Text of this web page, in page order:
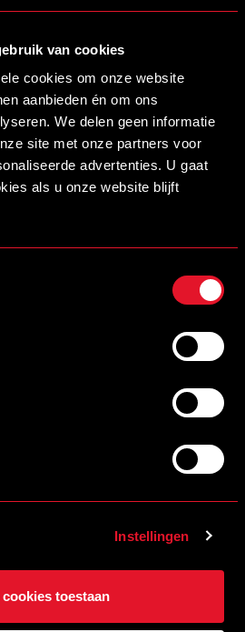
van cookies
cookies om onze website
aanbieden én om ons
We delen geen informatie
site met onze partners voor
advertenties. U gaat
als u onze website blijft
Instellingen
toestaan
VAN ONS STADION
TEGEN SINT-TRUIDENSE V.V.
ELFTAL HELMOND SPORT